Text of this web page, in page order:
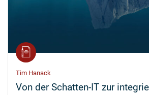
Tim Hanack
Von der Schatten-IT zur